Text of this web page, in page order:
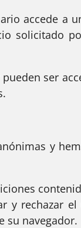
accede a
solicitado
ser
y
y rechazar
su navegador.